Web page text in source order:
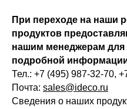
При переходе на наши
продуктов
нашим менеджерам для
подробной
Тел.: +7 (495) 987-32-70,
Почта: sales@ideco.ru
Сведения о наших
+7
Ideco NGFW Novum
Продукт развивается
при поддержке Фонда
Содействия Инновациям